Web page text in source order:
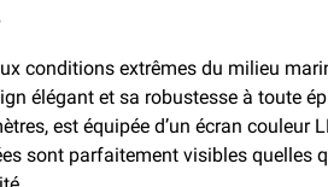
conditions extrêmes du milieu
élégant et sa robustesse à toute
est équipée d’un écran couleur
sont parfaitement visibles quelles